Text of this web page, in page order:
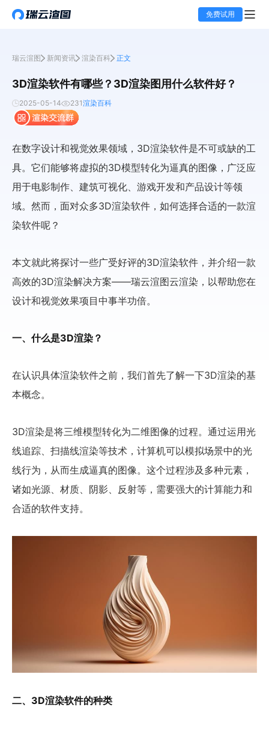
免费试用
瑞云渲图 新闻资讯 渲染百科 正文
3D渲染软件有哪些？3D渲染图用什么软件好？
2025-05-14 231渲染百科
在数字设计和视觉效果领域，3D渲染软件是不可或缺的工
具。它们能够将虚拟的3D模型转化为逼真的图像，广泛应
用于电影制作、建筑可视化、游戏开发和产品设计等领
域。然而，面对众多3D渲染软件，如何选择合适的一款渲
染软件呢？
本文就此将探讨一些广受好评的3D渲染软件，并介绍一款
高效的3D渲染解决方案——瑞云渲图云渲染，以帮助您在
设计和视觉效果项目中事半功倍。
一、什么是3D渲染？
在认识具体渲染软件之前，我们首先了解一下3D渲染的基
本概念。
3D渲染是将三维模型转化为二维图像的过程。通过运用光
线追踪、扫描线渲染等技术，计算机可以模拟场景中的光
线行为，从而生成逼真的图像。这个过程涉及多种元素，
诸如光源、材质、阴影、反射等，需要强大的计算能力和
合适的软件支持。
二、3D渲染软件的种类